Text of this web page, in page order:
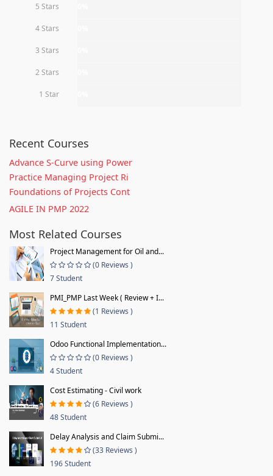
5 Stars
4 Stars
3 Stars
2 Stars
1 Star
Recent Courses
Advance S-Curve using Power
Practice Managing Project Ri
Foundations of Projects Cont
AGILE IN PMP 2022
Most Related Courses
Project Management for Oil and...
(0 Reviews )
7 Student
PMI_PMP Last Week ( Review + I...
(1 Reviews )
11 Student
Odoo Functional Implementation...
(0 Reviews )
4 Student
Cost Estimating - Civil work
(6 Reviews )
48 Student
Delay Analysis and Claim Submi...
(33 Reviews )
196 Student